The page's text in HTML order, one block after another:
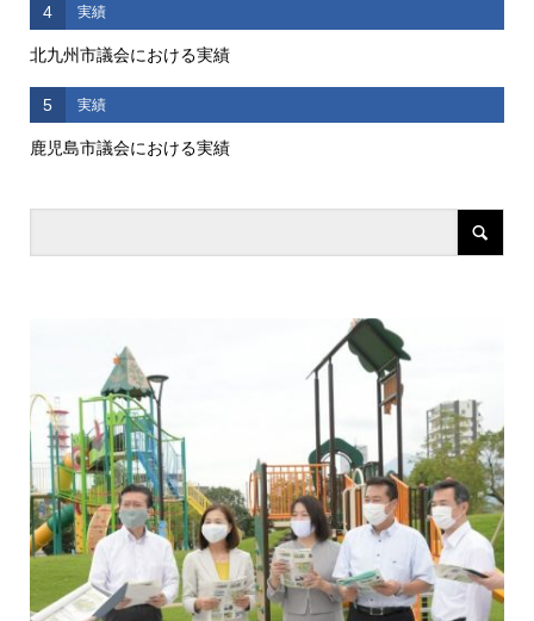
4 実績
北九州市議会における実績
5 実績
鹿児島市議会における実績